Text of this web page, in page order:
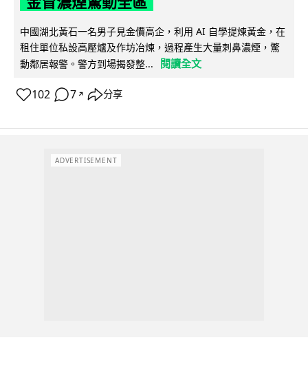
中國湖北黃石一名男子見金價高企，利用 AI 自學提煉黃金，在
租住單位私設高壓爐及作坊冶煉，過程產生大量刺鼻濃煙，驚
動鄰居報警。警方到場揭發整...
閱讀全文
102 7 ↗ 分享
ADVERTISEMENT